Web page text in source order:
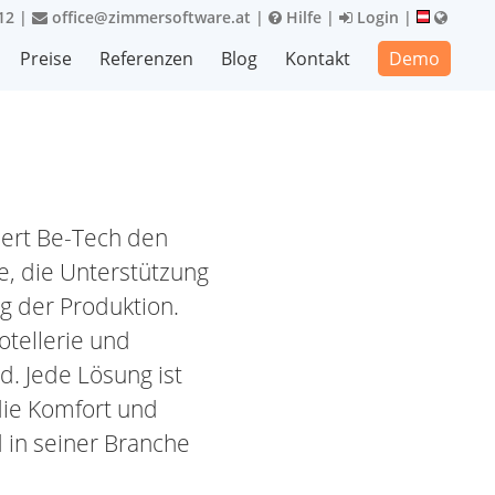
| office@zimmersoftware.at | Hilfe | Login |
Preise Referenzen Blog Kontakt Demo
Be-Tech den
die Unterstützung
der Produktion.
und
Jede Lösung ist
Komfort und
seiner Branche